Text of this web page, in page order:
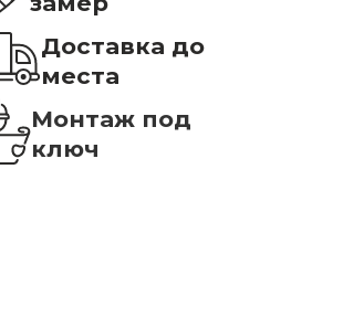
Доставка до
места
Монтаж под
ключ